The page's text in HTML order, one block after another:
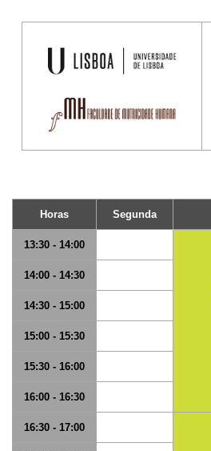
Horas Segunda
13:30 - 14:00
14:00 - 14:30
14:30 - 15:00
15:00 - 15:30
15:30 - 16:00
16:00 - 16:30
16:30 - 17:00